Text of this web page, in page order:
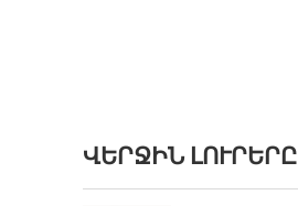
ՎԵՐՋԻՆ ԼՈՒՐԵՐԸ